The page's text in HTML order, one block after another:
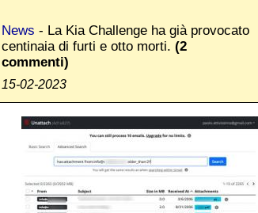
News - La Kia Challenge ha già provocato
centinaia di furti e otto morti. (2
commenti)
15-02-2023